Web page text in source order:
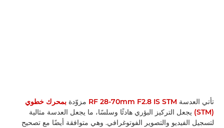
تأتي العدسة RF 28-70mm F2.8 IS STM مزوّدة بمحرك خطوي
(STM)
يجعل التركيز البؤري هادئًا وسلسًا، ما يجعل العدسة مثالية
لتسجيل الفيديو والتصوير الفوتوغرافي. وهي متوافقة أيضًا مع تصحيح